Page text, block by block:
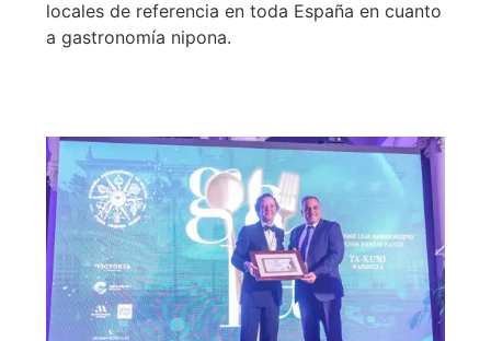
locales de referencia en toda España en cuanto
a gastronomía nipona.